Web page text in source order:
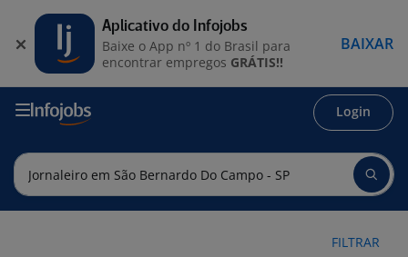
Login
FILTRAR
Aplicativo do Infojobs
Baixe o App nº 1 do Brasil para
encontrar empregos GRÁTIS!!
BAIXAR